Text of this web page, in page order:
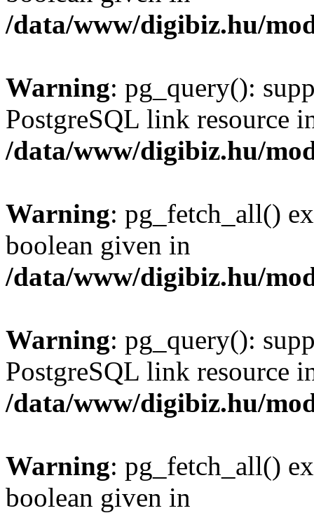
/data/www/digibiz.hu/
Warning: pg_query():
PostgreSQL link resource
/data/www/digibiz.hu/
Warning: pg_fetch_all()
boolean given in
/data/www/digibiz.hu/
Warning: pg_query():
PostgreSQL link resource
/data/www/digibiz.hu/
Warning: pg_fetch_all()
boolean given in